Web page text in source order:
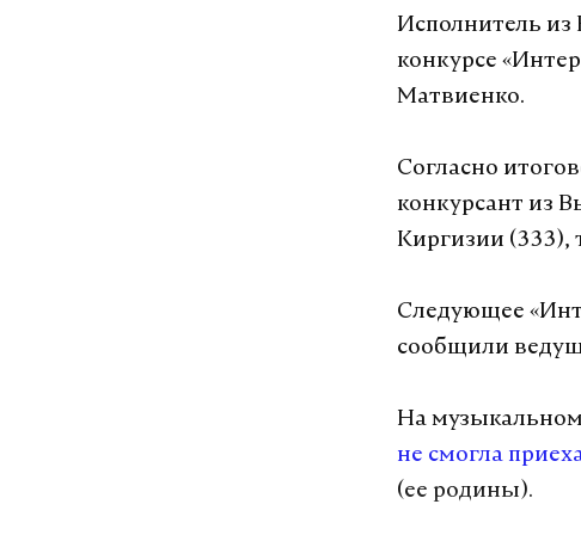
Макс
#
Исполнитель
конкурсе
Матвиенко.
Согласно
конкурсант из
Киргизии (333),
Следующее
сообщили
На
не смогла
(ее родины).